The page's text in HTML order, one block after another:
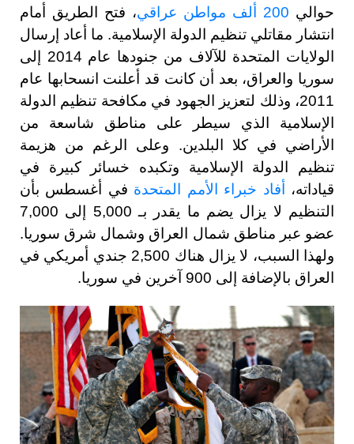
حوالي 200 ألف مواطن عراقي
، فتح الطريق أمام
انتشار مقاتلي تنظيم الدولة الإسلامية. ما أعاد إرسال
الولايات المتحدة للآلاف من جنودها عام 2014 إلى
سوريا والعراق، بعد أن كانت قد أعلنت انسحابها عام
2011، وذلك لتعزيز الجهود في مكافحة تنظيم الدولة
الإسلامية الذي سيطر على مناطق شاسعة من
الأراضي في كلا البلدين. وعلى الرغم من هزيمة
تنظيم الدولة الإسلامية وتكبده خسائر كبيرة في
قياداته،
أفاد خبراء الأمم المتحدة في أغسطس بأن
التنظيم لا يزال يضم ما يقدر بـ 5,000 إلى 7,000
عضو عبر مناطق شمال العراق وشمال شرق سوريا.
ولهذا السبب، لا يزال هناك 2,500 جندي أمريكي في
العراق بالإضافة إلى 900 آخرين في سوريا.